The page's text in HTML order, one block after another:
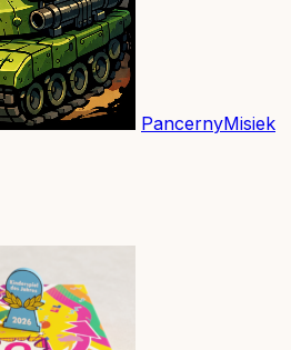
PancernyMisiek